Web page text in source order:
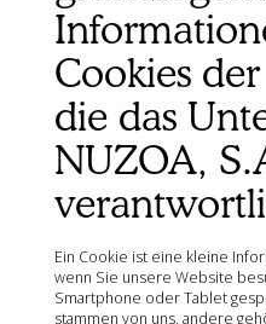
Cookies
die das
NUZOA,
Ein Cookie ist eine kleine
wenn Sie unsere Website
Smartphone oder Tablet
stammen von uns, andere